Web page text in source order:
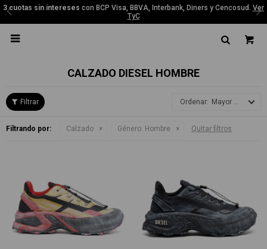
3 cuotas sin intereses con BCP Visa, BBVA, Interbank, Diners y Cencosud. Ver
TyC

CALZADO DIESEL HOMBRE
Mayor precio
Filtrando por: Calzado Género: Hombre Quitar filtros